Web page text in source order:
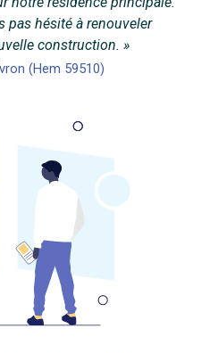
pas hésité à renouveler
construction. »
(Hem 59510)